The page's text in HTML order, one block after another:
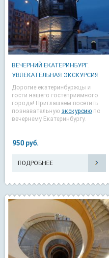
ВЕЧЕРНИЙ ЕКАТЕРИНБУРГ.
УВЛЕКАТЕЛЬНАЯ ЭКСКУРСИЯ
Дорогие екатеринбуржцы и
гости нашего гостеприимного
города! Приглашаем посетить
познавательную экскурсию по
вечернему Екатеринбургу.
950 руб.
ПОДРОБНЕЕ